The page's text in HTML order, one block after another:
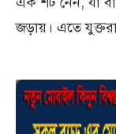
জড়ায়। এতে